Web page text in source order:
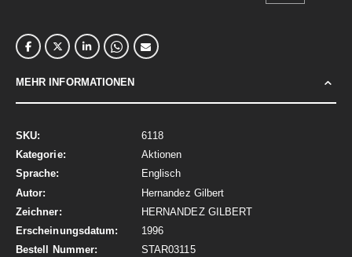
MEHR INFORMATIONEN
Mehr
Informationen
6118
Aktionen
Englisch
Hernandez Gilbert
HERNANDEZ GILBERT
1996
STAR03115